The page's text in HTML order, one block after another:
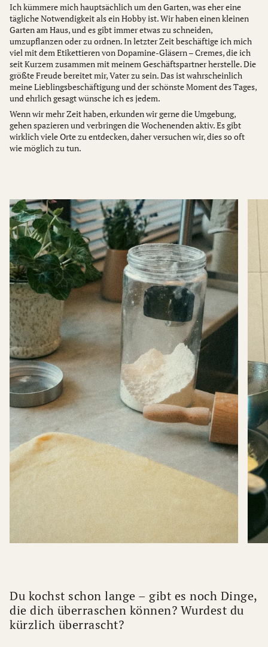
Ich kümmere mich hauptsächlich um den Garten, was eher eine
tägliche Notwendigkeit als ein Hobby ist. Wir haben einen kleinen
Garten am Haus, und es gibt immer etwas zu schneiden,
umzupflanzen oder zu ordnen. In letzter Zeit beschäftige ich mich
viel mit dem Etikettieren von Dopamine-Gläsern – Cremes, die ich
seit Kurzem zusammen mit meinem Geschäftspartner herstelle. Die
größte Freude bereitet mir, Vater zu sein. Das ist wahrscheinlich
meine Lieblingsbeschäftigung und der schönste Moment des Tages,
und ehrlich gesagt wünsche ich es jedem.
Wenn wir mehr Zeit haben, erkunden wir gerne die Umgebung,
gehen spazieren und verbringen die Wochenenden aktiv. Es gibt
wirklich viele Orte zu entdecken, daher versuchen wir, dies so oft
wie möglich zu tun.
Du kochst schon lange – gibt es noch Dinge,
die dich überraschen können? Wurdest du
kürzlich überrascht?